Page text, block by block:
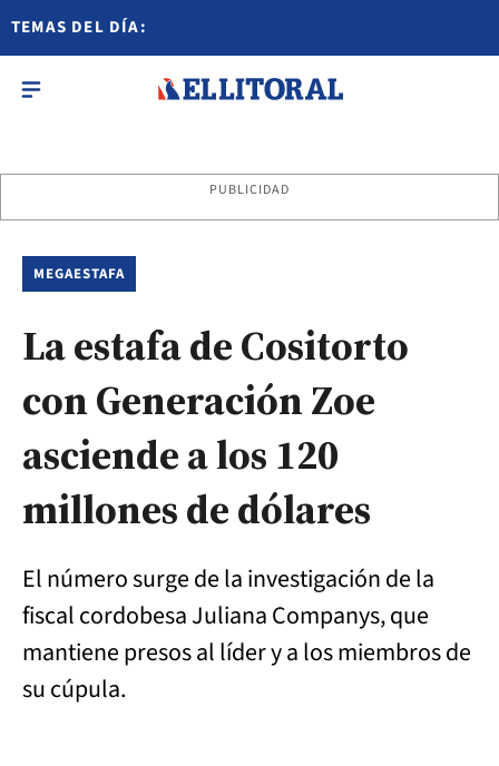
TEMAS DEL DÍA:
PUBLICIDAD
MEGAESTAFA
La estafa de Cositorto
con Generación Zoe
asciende a los 120
millones de dólares
El número surge de la investigación de la
fiscal cordobesa Juliana Companys, que
mantiene presos al líder y a los miembros de
su cúpula.